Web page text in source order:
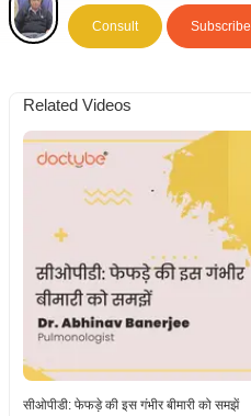
Consult Subscribe
Related Videos
सीओपीडी: फेफड़े की इस गंभीर बीमारी को समझें